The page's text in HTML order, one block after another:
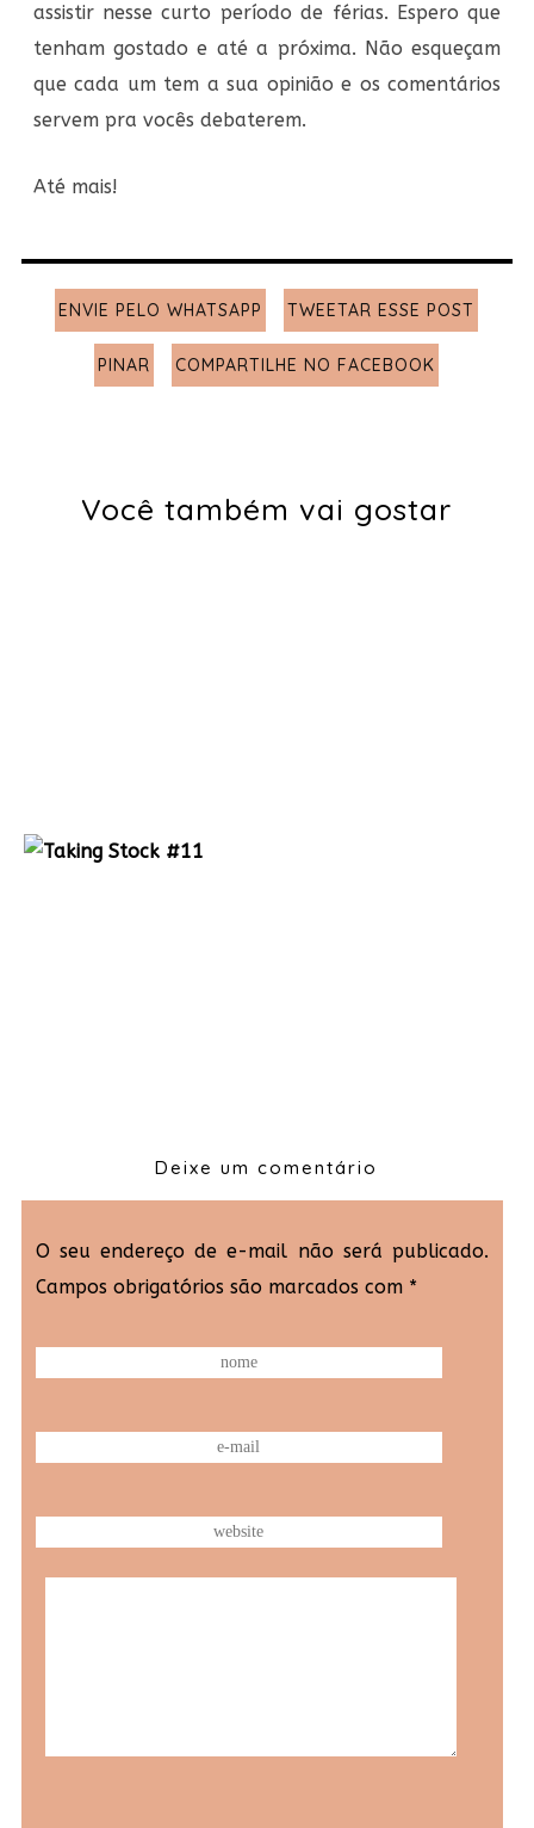
assistir nesse curto período de férias. Espero que
tenham gostado e até a próxima. Não esqueçam
que cada um tem a sua opinião e os comentários
servem pra vocês debaterem.
Até mais!
ENVIE PELO WHATSAPP TWEETAR ESSE POST
PINAR COMPARTILHE NO FACEBOOK
Você também vai gostar
Deixe um comentário
O seu endereço de e-mail não será publicado.
Campos obrigatórios são marcados com *